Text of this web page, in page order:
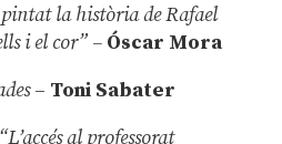
la història de Rafael
i el cor” –Óscar Mora
– Toni Sabater
al professorat